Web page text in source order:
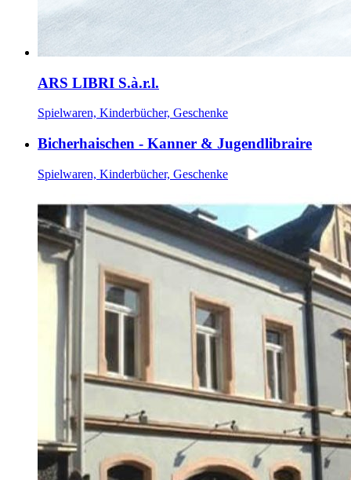
ARS LIBRI S.à.r.l.
Spielwaren, Kinderbücher, Geschenke
Bicherhaischen - Kanner & Jugendlibraire
Spielwaren, Kinderbücher, Geschenke